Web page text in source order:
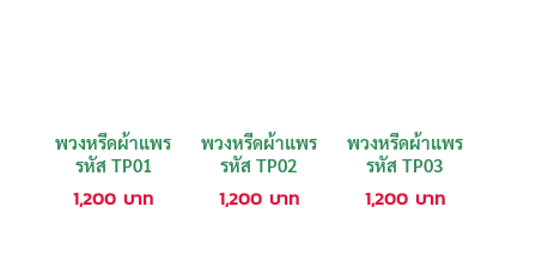
พวงหรีดผ้าแพร
รหัส TP01
1,200 บาท
พวงหรีดผ้าแพร
รหัส TP02
1,200 บาท
พวงหรีดผ้าแพร
รหัส TP03
1,200 บาท